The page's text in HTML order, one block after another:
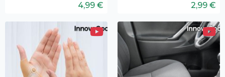
4,99 € 2,99 €